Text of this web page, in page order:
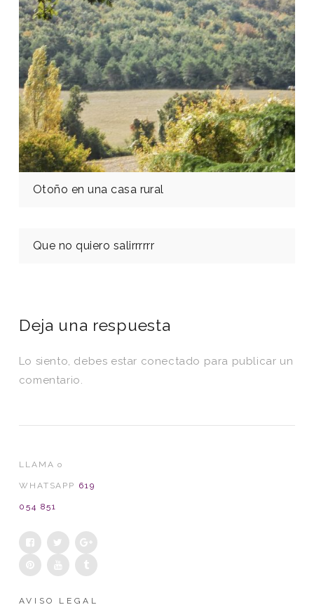
Otoño en una casa rural
Que no quiero salirrrrrr
Deja una respuesta
Lo siento, debes estar conectado para publicar un
comentario.
LLAMA o
WHATSAPP 619
054 851
AVISO LEGAL